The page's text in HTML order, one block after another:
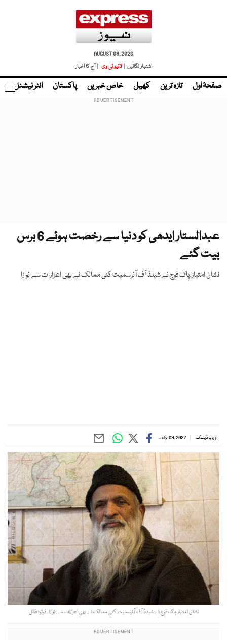
AUGUST 09, 2026
اشتہار لگائیں |
لائیو ٹی وی | آج کا اخبار
صفحۂ اول تازہ ترین کھیل خاص خبریں پاکستان انٹر نیشنل
عبدالستار ایدھی کو دنیا سے رخصت ہوئے 6 برس
بیت گئے
نشان امتیاز،پاک فوج نے شیلڈ آف آنرسمیت کئی ممالک نے بھی اعزازات سے نوازا
ویب ڈیسک July 09, 2022
نشان امتیاز،پاک فوج نے شیلڈ آف آنرسمیت کئی ممالک نے بھی اعزازات سے نوازا۔ فوٹو؛ فائل